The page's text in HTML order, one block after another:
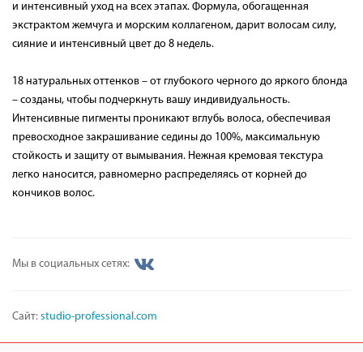
и интенсивный уход на всех этапах. Формула, обогащенная
экстрактом жемчуга и морским коллагеном, дарит волосам силу,
сияние и интенсивный цвет до 8 недель.
18 натуральных оттенков – от глубокого черного до яркого блонда
– созданы, чтобы подчеркнуть вашу индивидуальность.
Интенсивные пигменты проникают вглубь волоса, обеспечивая
превосходное закрашивание седины до 100%, максимальную
стойкость и защиту от вымывания. Нежная кремовая текстура
легко наносится, равномерно распределяясь от корней до
кончиков волос.
Мы в социальных сетях:
Сайт: studio-professional.com